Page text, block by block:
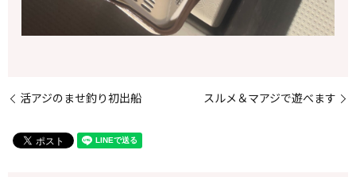
活アジのませ釣り初出船 スルメ＆マアジで遊べます